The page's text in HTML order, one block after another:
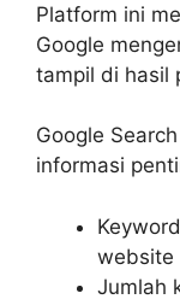
Platform ini
Google
tampil di hasil
Google
informasi
website
Jumlah